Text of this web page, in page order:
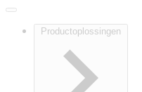
navigation
Productoplossingen